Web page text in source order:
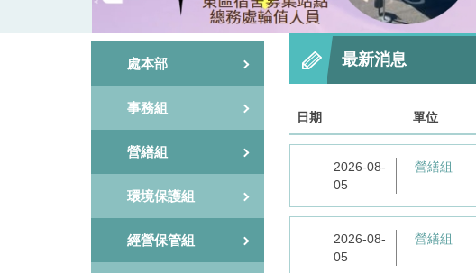
處本部
事務組
營繕組
環境保護組
經營保管組
最新消息
日期 單位
2026-08-
05
營繕組
2026-08-
05
營繕組